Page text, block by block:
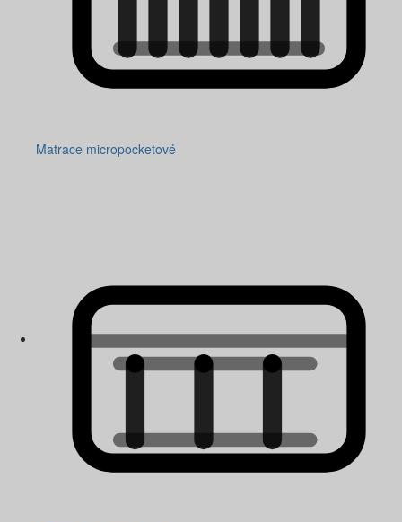
Matrace micropocketové